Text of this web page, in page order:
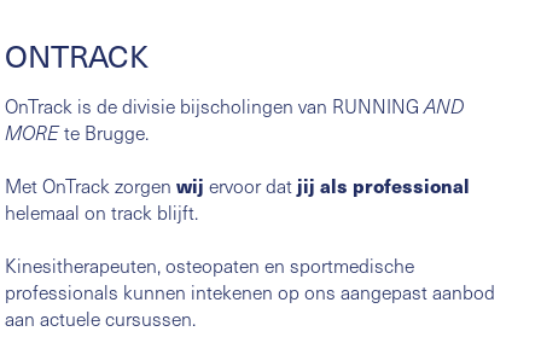
ONTRACK
OnTrack is de divisie bijscholingen van RUNNING AND
MOREte Brugge.
Met OnTrack zorgen wij ervoor dat jij als professional
helemaal on track blijft.
Kinesitherapeuten, osteopaten en sportmedische
professionals kunnen intekenen op ons aangepast aanbod
aan actuele cursussen.